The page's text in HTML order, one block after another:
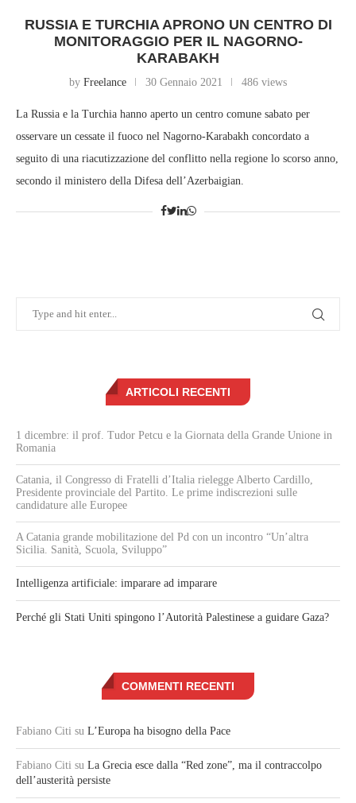
RUSSIA E TURCHIA APRONO UN CENTRO DI
MONITORAGGIO PER IL NAGORNO-
KARABAKH
by Freelance 30 Gennaio 2021 486 views
La Russia e la Turchia hanno aperto un centro comune sabato per
osservare un cessate il fuoco nel Nagorno-Karabakh concordato a
seguito di una riacutizzazione del conflitto nella regione lo scorso anno,
secondo il ministero della Difesa dell’Azerbaigian.
ARTICOLI RECENTI
1 dicembre: il prof. Tudor Petcu e la Giornata della Grande Unione in
Romania
Catania, il Congresso di Fratelli d’Italia rielegge Alberto Cardillo,
Presidente provinciale del Partito. Le prime indiscrezioni sulle
candidature alle Europee
A Catania grande mobilitazione del Pd con un incontro “Un’altra
Sicilia. Sanità, Scuola, Sviluppo”
Intelligenza artificiale: imparare ad imparare
Perché gli Stati Uniti spingono l’Autorità Palestinese a guidare Gaza?
COMMENTI RECENTI
Fabiano Citi su L’Europa ha bisogno della Pace
Fabiano Citi su La Grecia esce dalla “Red zone”, ma il contraccolpo
dell’austerità persiste